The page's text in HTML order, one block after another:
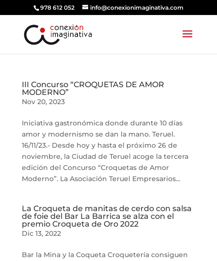
978 612 052 info@conexionimaginativa.com
III Concurso “CROQUETAS DE AMOR
MODERNO”
Nov 20, 2023
Iniciativa gastronómica donde durante 10 días
amor y modernismo se dan la mano. Teruel.
16/11/23.- Desde hoy y hasta el próximo 26 de
noviembre, la Ciudad de Teruel acoge la tercera
edición del Concurso “Croquetas de Amor
Moderno”. La Asociación Teruel Empresarios...
La Croqueta de manitas de cerdo con salsa
de foie del Bar La Barrica se alza con el
premio Croqueta de Oro 2022
Dic 13, 2022
Bar la Mina y la Coqueta Croquetería consiguen